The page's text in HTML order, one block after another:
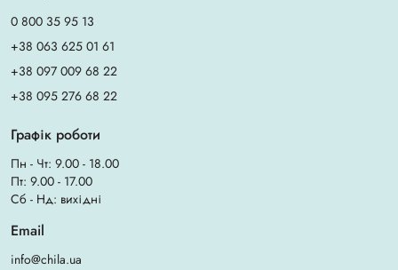
0 800 35 95 13
+38 063 625 01 61
+38 097 009 68 22
+38 095 276 68 22
Графік роботи
Пн - Чт: 9.00 - 18.00
Пт: 9.00 - 17.00
Сб - Нд: вихідні
Email
info@chila.ua